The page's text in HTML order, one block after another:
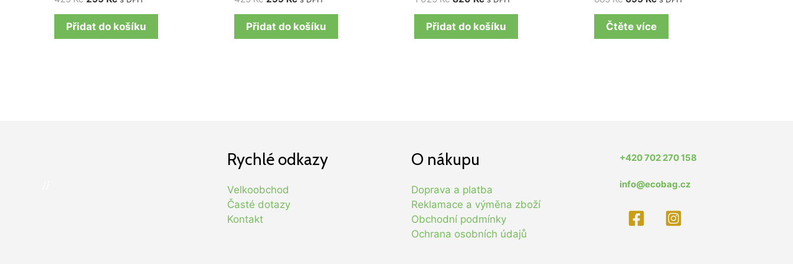
Přidat do košíku Přidat do košíku Přidat do košíku Čtěte více
Rychlé odkazy
Velkoobchod
Časté dotazy
Kontakt
O nákupu
Doprava a platba
Reklamace a výměna zboží
Obchodní podmínky
Ochrana osobních údajů
+420 702 270 158
info@ecobag.cz